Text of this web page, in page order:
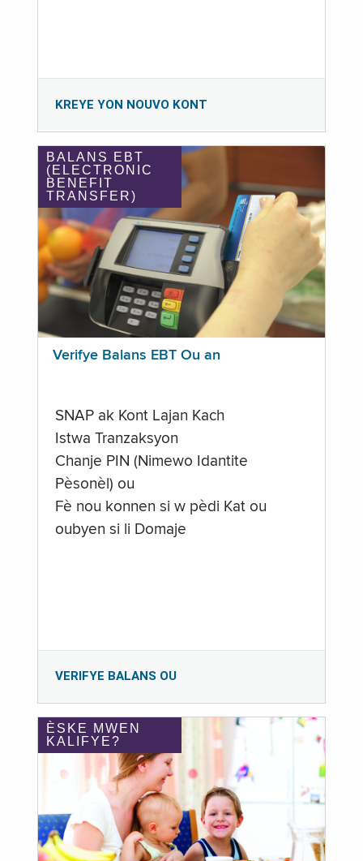
KREYE YON NOUVO KONT
BALANS EBT
(ELECTRONIC
BENEFIT
TRANSFER)
Verifye Balans EBT Ou an
SNAP ak Kont Lajan Kach
Istwa Tranzaksyon
Chanje PIN (Nimewo Idantite
Pèsonèl) ou
Fè nou konnen si w pèdi Kat ou
oubyen si li Domaje
VERIFYE BALANS OU
ÈSKE MWEN
KALIFYE?